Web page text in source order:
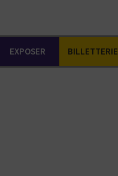
EXPOSER BILLETTERIE